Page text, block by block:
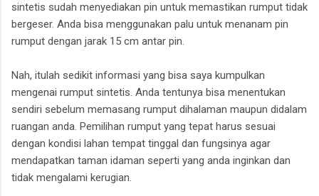
sintetis sudah menyediakan pin untuk memastikan rumput tidak
bergeser. Anda bisa menggunakan palu untuk menanam pin
rumput dengan jarak 15 cm antar pin.
Nah, itulah sedikit informasi yang bisa saya kumpulkan
mengenai rumput sintetis. Anda tentunya bisa menentukan
sendiri sebelum memasang rumput dihalaman maupun didalam
ruangan anda. Pemilihan rumput yang tepat harus sesuai
dengan kondisi lahan tempat tinggal dan fungsinya agar
mendapatkan taman idaman seperti yang anda inginkan dan
tidak mengalami kerugian.